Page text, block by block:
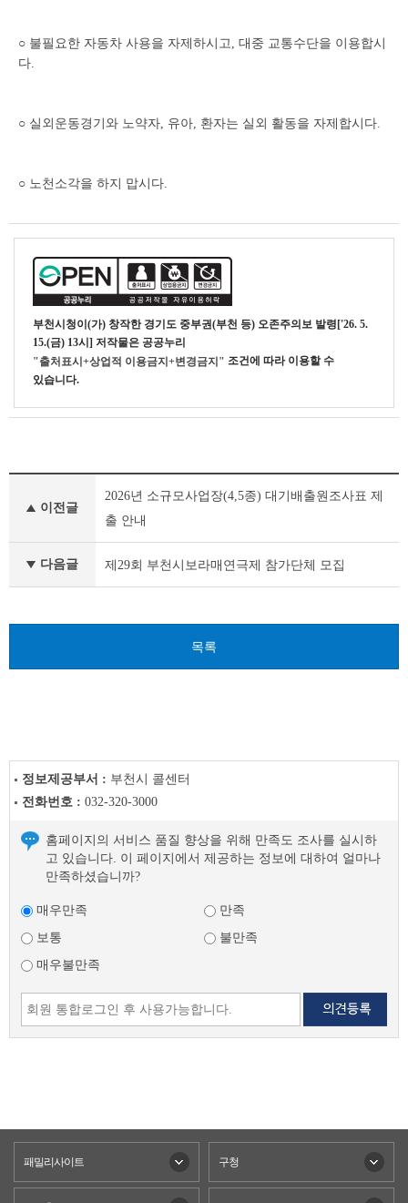
○ 불필요한 자동차 사용을 자제하시고, 대중 교통수단을 이용합시
다.
○ 실외운동경기와 노약자, 유아, 환자는 실외 활동을 자제합시다.
○ 노천소각을 하지 맙시다.
부천시청이(가) 창작한 경기도 중부권(부천 등) 오존주의보 발령['26. 5.
15.(금) 13시] 저작물은 공공누리
"출처표시+상업적 이용금지+변경금지" 조건에 따라 이용할 수
있습니다.
다
글
이전글
2026년 소규모사업장(4,5종) 대기배출원조사표 제
출 안내
다음글 제29회 부천시보라매연극제 참가단체 모집
목록
정보제공부서 : 부천시 콜센터
전화번호 : 032-320-3000
홈페이지의 서비스 품질 향상을 위해 만족도 조사를 실시하
고 있습니다. 이 페이지에서 제공하는 정보에 대하여 얼마나
만족하셨습니까?
매우만족
만족
보통
불만족
매우불만족
패밀리사이트 구청